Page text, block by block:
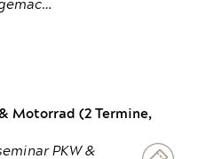
Motorrad (2 Termine,
PKW &